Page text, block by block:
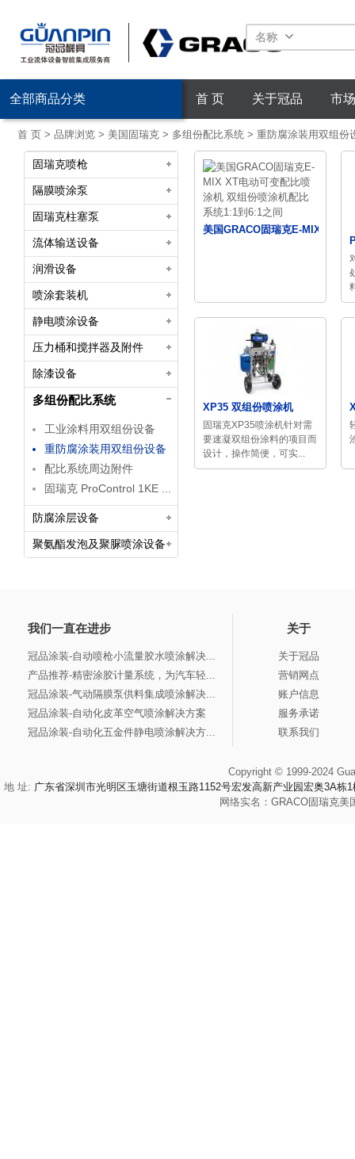
名称
首 页 关于冠品 市
全部商品分类
首 页> 品牌浏览> 美国固瑞克> 多组份配比系统> 重防腐涂装用双组份
固瑞克喷枪
隔膜喷涂泵
固瑞克柱塞泵
流体输送设备
润滑设备
喷涂套装机
静电喷涂设备
压力桶和搅拌器及附件
除漆设备
多组份配比系统
工业涂料用双组份设备
重防腐涂装用双组份设备
配比系统周边附件
固瑞克 ProControl 1KE ...
防腐涂层设备
聚氨酯发泡及聚脲喷涂设备
美国GRACO固瑞克E-MIX ...
XP35 双组份喷涂机
固瑞克XP35喷涂机针对需
要速凝双组份涂料的项目而
设计，操作简便，可实...
我们一直在进步
冠品涂装-自动喷枪小流量胶水喷涂解决...
产品推荐-精密涂胶计量系统，为汽车轻...
冠品涂装-气动隔膜泵供料集成喷涂解决...
冠品涂装-自动化皮革空气喷涂解决方案
冠品涂装-自动化五金件静电喷涂解决方...
关于
关于冠品
营销网点
账户信息
服务承诺
联系我们
Copyright © 1999-2024
地 址: 广东省深圳市光明区玉塘街道根玉路1152号宏发高新产业园宏奥3A栋1
网络实名： GRACO固瑞克美